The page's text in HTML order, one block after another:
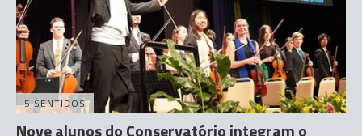
5 SENTIDOS
Nove alunos do Conservatório integram o